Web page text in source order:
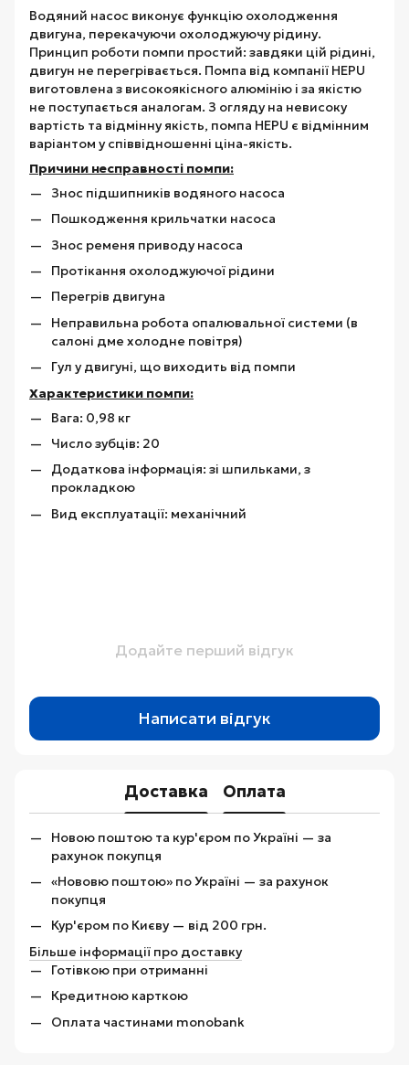
Водяний насос виконує функцію охолодження
двигуна, перекачуючи охолоджуючу рідину.
Принцип роботи помпи простий: завдяки цій рідині,
двигун не перегрівається. Помпа від компанії HEPU
виготовлена з високоякісного алюмінію і за якістю
не поступається аналогам. З огляду на невисоку
вартість та відмінну якість, помпа HEPU є відмінним
варіантом у співвідношенні ціна-якість.
Причини несправності помпи:
Знос підшипників водяного насоса
Пошкодження крильчатки насоса
Знос ременя приводу насоса
Протікання охолоджуючої рідини
Перегрів двигуна
Неправильна робота опалювальної системи (в
салоні дме холодне повітря)
Гул у двигуні, що виходить від помпи
Характеристики помпи:
Вага: 0,98 кг
Число зубців: 20
Додаткова інформація: зі шпильками, з
прокладкою
Вид експлуатації: механічний
Додайте перший відгук
Написати відгук
Доставка Оплата
Новою поштою та кур'єром по Україні — за
рахунок покупця
«Нововю поштою» по Україні — за рахунок
покупця
Кур'єром по Києву — від 200 грн.
Більше інформації про доставку
Готівкою при отриманні
Кредитною карткою
Оплата частинами monobank